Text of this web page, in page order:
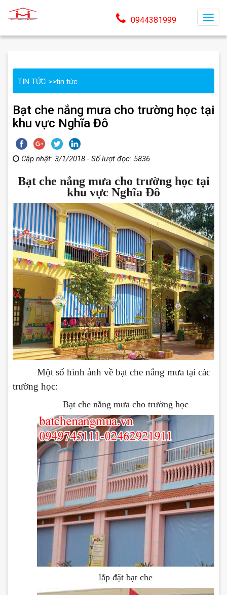
T
l
n
a
i
n
0944381999
TIN TỨC >>tin tức
Bạt che nắng mưa cho trường học tại
khu vực Nghĩa Đô
Cập nhật: 3/1/2018 - Số lượt đọc: 5836
Bạt che nắng mưa cho trường học tại
khu vực Nghĩa Đô
Một số hình ảnh về bạt che nắng mưa tại các
trường học:
Bạt che nắng mưa cho trường học
lắp đặt bạt che